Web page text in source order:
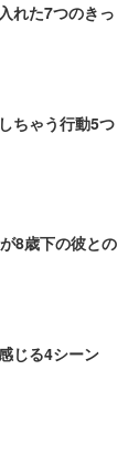
れた7つのきっ
ちゃう行動5つ
8歳下の彼との
じる4シーン